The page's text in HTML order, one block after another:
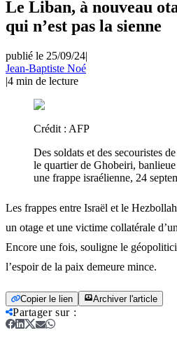
Le Liban, à nouveau
qui n’est pas la sienne
publié le 25/09/24|
Jean-Baptiste Noé
|4 min de lecture
Crédit : AFP
Des soldats et des secouristes
le quartier de Ghobeiri,
une frappe israélienne, 24
Les frappes entre Israël et le
un otage et une victime collatérale
Encore une fois, souligne le
l’espoir de la paix demeure mince.
Copier le lien Archiver l'article
Partager sur: